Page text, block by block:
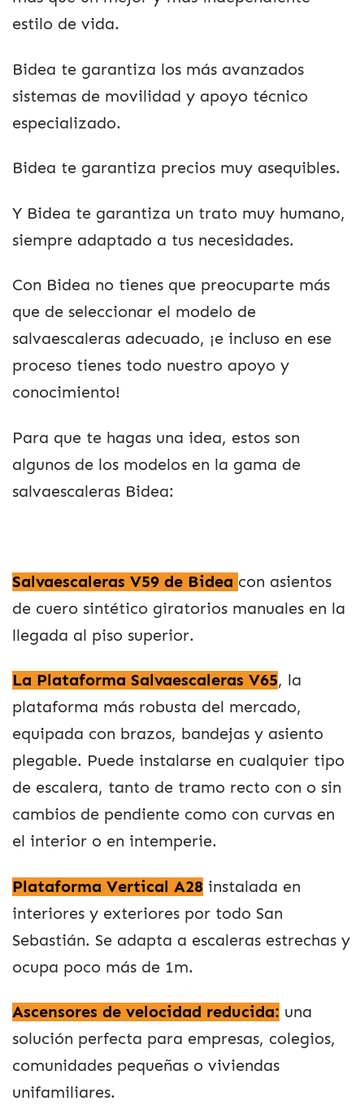
estilo de vida.
Bidea te garantiza los más avanzados
sistemas de movilidad y apoyo técnico
especializado.
Bidea te garantiza precios muy asequibles.
Y Bidea te garantiza un trato muy humano,
siempre adaptado a tus necesidades.
Con Bidea no tienes que preocuparte más
que de seleccionar el modelo de
salvaescaleras adecuado, ¡e incluso en ese
proceso tienes todo nuestro apoyo y
conocimiento!
Para que te hagas una idea, estos son
algunos de los modelos en la gama de
salvaescaleras Bidea:
Salvaescaleras V59 de Bidea con asientos
de cuero sintético giratorios manuales en la
llegada al piso superior.
La Plataforma Salvaescaleras V65, la
plataforma más robusta del mercado,
equipada con brazos, bandejas y asiento
plegable. Puede instalarse en cualquier tipo
de escalera, tanto de tramo recto con o sin
cambios de pendiente como con curvas en
el interior o en intemperie.
Plataforma Vertical A28 instalada en
interiores y exteriores por todo San
Sebastián. Se adapta a escaleras estrechas y
ocupa poco más de 1m.
Ascensores de velocidad reducida: una
solución perfecta para empresas, colegios,
comunidades pequeñas o viviendas
unifamiliares.